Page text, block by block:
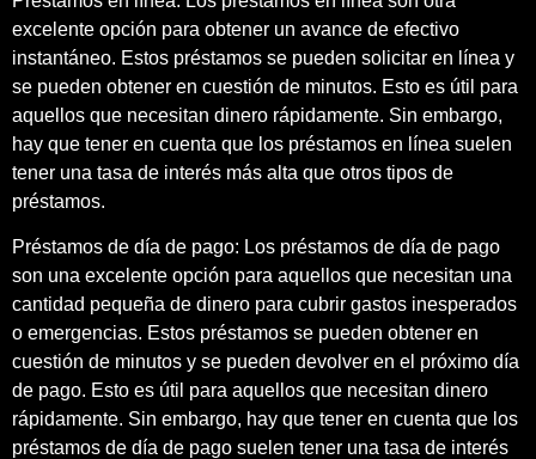
excelente opción para obtener un avance de efectivo
instantáneo. Estos préstamos se pueden solicitar en línea y
se pueden obtener en cuestión de minutos. Esto es útil para
aquellos que necesitan dinero rápidamente. Sin embargo,
hay que tener en cuenta que los préstamos en línea suelen
tener una tasa de interés más alta que otros tipos de
préstamos.
Préstamos de día de pago: Los préstamos de día de pago
son una excelente opción para aquellos que necesitan una
cantidad pequeña de dinero para cubrir gastos inesperados
o emergencias. Estos préstamos se pueden obtener en
cuestión de minutos y se pueden devolver en el próximo día
de pago. Esto es útil para aquellos que necesitan dinero
rápidamente. Sin embargo, hay que tener en cuenta que los
préstamos de día de pago suelen tener una tasa de interés